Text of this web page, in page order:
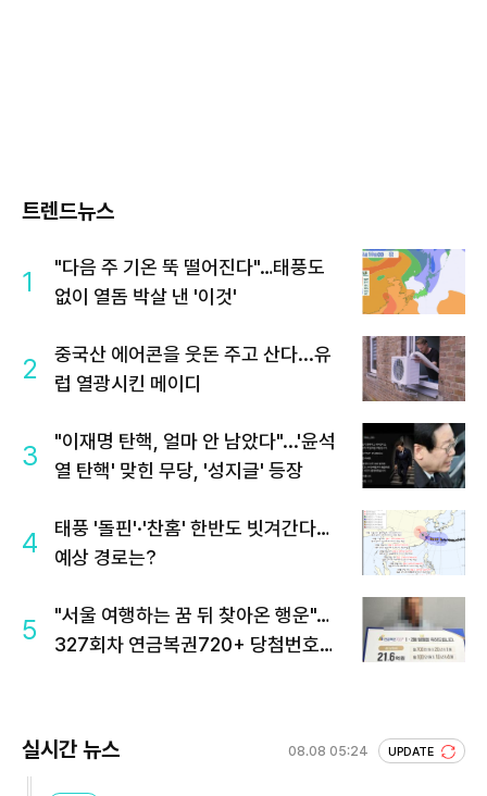
트렌드뉴스
1
"다음 주 기온 뚝 떨어진다"…태풍도
없이 열돔 박살 낸 '이것'
2
중국산 에어콘을 웃돈 주고 산다...유
럽 열광시킨 메이디
3
"이재명 탄핵, 얼마 안 남았다"...'윤석
열 탄핵' 맞힌 무당, '성지글' 등장
4
태풍 '돌핀'·'찬홈' 한반도 빗겨간다…
예상 경로는?
5
"서울 여행하는 꿈 뒤 찾아온 행운"…
327회차 연금복권720+ 당첨번호조
실시간 뉴스 08.08 05:24 UPDATE